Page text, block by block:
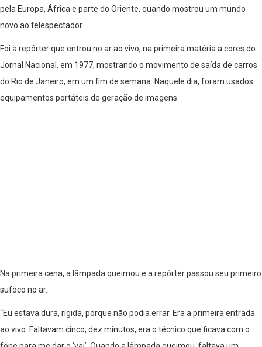
pela Europa, África e parte do Oriente, quando mostrou um mundo
novo ao telespectador.
Foi a repórter que entrou no ar ao vivo, na primeira matéria a cores do
Jornal Nacional, em 1977, mostrando o movimento de saída de carros
do Rio de Janeiro, em um fim de semana. Naquele dia, foram usados
equipamentos portáteis de geração de imagens.
Na primeira cena, a lâmpada queimou e a repórter passou seu primeiro
sufoco no ar.
“Eu estava dura, rígida, porque não podia errar. Era a primeira entrada
ao vivo. Faltavam cinco, dez minutos, era o técnico que ficava com o